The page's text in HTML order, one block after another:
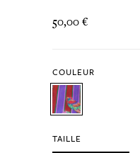
50,00 €
COULEUR
TAILLE